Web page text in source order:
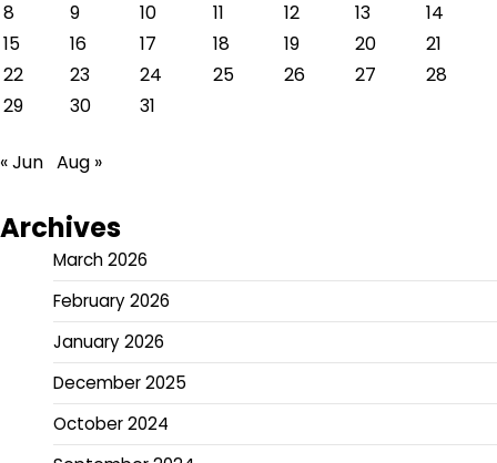
8
9 10 11 12 13
14
15
16 17 18 19 20
21
22
23 24 25 26 27
28
29
30 31
« Jun Aug »
Archives
March 2026
February 2026
January 2026
December 2025
October 2024